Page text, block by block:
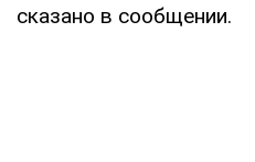
сказано в сообщении.